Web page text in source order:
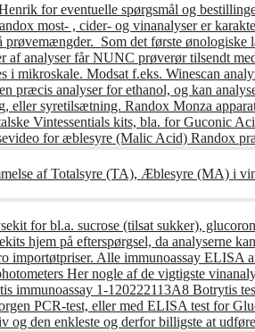
for eventuelle spørgsmål og
most- , cider- og vinanalyser er
prøvemængder. Som det første
analyser får NUNC prøverør tilsendt
mikroskale. Modsat f.eks. Winescan
præcis analyser for ethanol, og kan
syretilsætning. Randox Monza
Vintessentials kits, bla. for Guconic
for æblesyre (Malic Acid) Randox
af Totalsyre (TA), Æblesyre (MA) i
for bl.a. sucrose (tilsat sukker),
hjem på efterspørgsel, da analyserne
importøtpriser. Alle immunoassay ELISA
Her nogle af de vigtigste
immunoassay 1-120222113A8 Botrytis
PCR-test, eller med ELISA test for
og den enkleste og derfor billigste at